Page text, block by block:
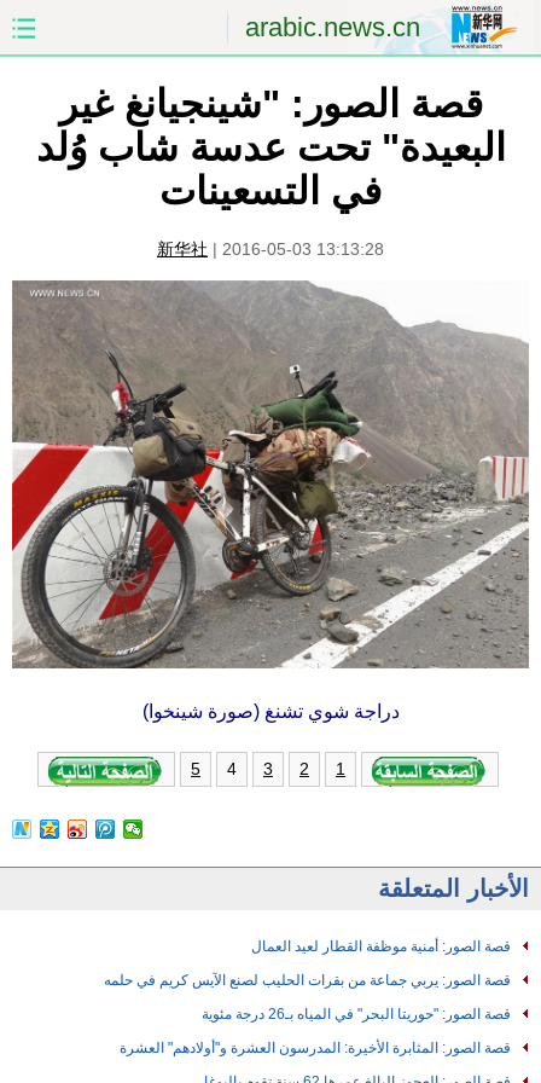
arabic.news.cn
الصين الصفحة الأولى
الشرق الأوسط العالم
الصين والعالم العربي
العلوم والصحة
الرياضة السياحة والبيئة
مؤتمر صحفى للخارجية الصور
قصة الصور: "شينجيانغ غير
البعيدة" تحت عدسة شاب وُلد
في التسعينات
新华社 | 2016-05-03 13:13:28
دراجة شوي تشنغ (صورة شينخوا)
1
2
3
4
5
الأخبار المتعلقة
قصة الصور: أمنية موظفة القطار لعيد العمال
قصة الصور: يربي جماعة من بقرات الحليب لصنع الآيس كريم في حلمه
قصة الصور: "حوريتا البحر" في المياه بـ26 درجة مئوية
قصة الصور: المثابرة الأخيرة: المدرسون العشرة و"أولادهم" العشرة